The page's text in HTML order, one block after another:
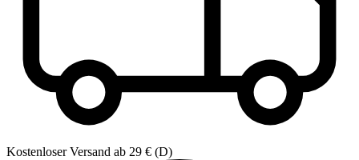
Kostenloser Versand ab 29 € (D)